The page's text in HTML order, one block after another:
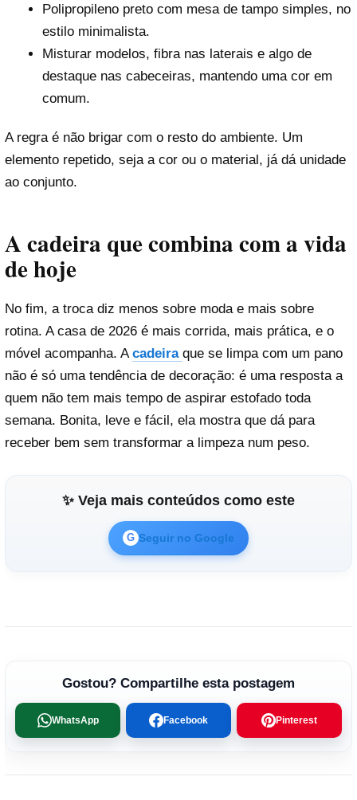
Polipropileno preto com mesa de tampo simples, no
estilo minimalista.
Misturar modelos, fibra nas laterais e algo de
destaque nas cabeceiras, mantendo uma cor em
comum.
A regra é não brigar com o resto do ambiente. Um
elemento repetido, seja a cor ou o material, já dá unidade
ao conjunto.
A cadeira que combina com a vida
de hoje
No fim, a troca diz menos sobre moda e mais sobre
rotina. A casa de 2026 é mais corrida, mais prática, e o
móvel acompanha. A cadeira que se limpa com um pano
não é só uma tendência de decoração: é uma resposta a
quem não tem mais tempo de aspirar estofado toda
semana. Bonita, leve e fácil, ela mostra que dá para
receber bem sem transformar a limpeza num peso.
✨ Veja mais conteúdos como este
G Seguir no Google
Gostou? Compartilhe esta postagem
WhatsApp Facebook Pinterest